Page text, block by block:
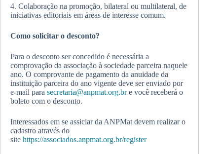
4. Colaboração na promoção, bilateral ou multilateral, de
iniciativas editoriais em áreas de interesse comum.
Como solicitar o desconto?
Para o desconto ser concedido é necessária a
comprovação da associação à sociedade parceira naquele
ano. O comprovante de pagamento da anuidade da
instituição parceira do ano vigente deve ser enviado por
e-mail para secretaria@anpmat.org.bre você receberá o
boleto com o desconto.
Interessados em se assiciar da ANPMat devem realizar o
cadastro através do
site https://associados.anpmat.org.br/register